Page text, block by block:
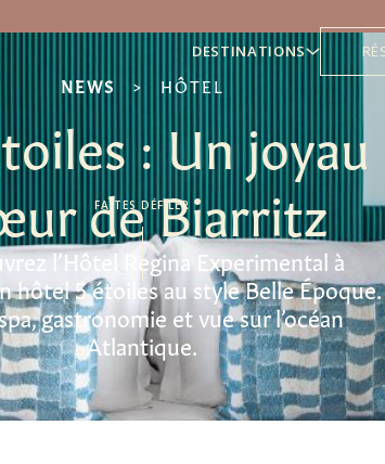
DESTINATIONS
: Un
de Biarritz
l’Hôtel Regina Experimental à
hôtel 5 étoiles au style Belle Époque.
gastronomie et vue sur l’océan
Atlantique.
NEWS > HÔTEL
FAITES DÉFILER